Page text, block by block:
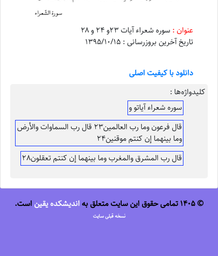
عنوان : سوره شعراء آیات ۲۳و ۲۴ و ۲۸
تاریخ آخرین بروزرسانی : 1395/10/15
دانلود با کیفیت اصلی
کلیدواژه‌ها :
سوره شعراء آیاتو و
قال فرعون وما رب العالمین23 قال رب السماوات والأرض
وما بینهما إن کنتم موقنین24
قال رب المشرق والمغرب وما بینهما إن کنتم تعقلون28
© 1405 تمامی حقوق این سایت متعلق به اندیشکده یقین است.
نسخه قبلی سایت